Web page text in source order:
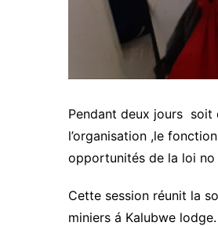
Pendant deux jours
l’organisation ,le
opportunités de la loi
Cette session réunit la
miniers á Kalubwe